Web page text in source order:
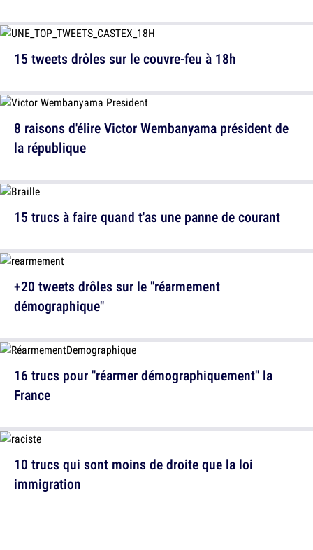
8 raisons d'élire Victor Wembanyama président de
la république
+20 tweets drôles sur le "réarmement
démographique"
10 trucs qui sont moins de droite que la loi
immigration
15 tweets drôles sur le couvre-feu à 18h
15 trucs à faire quand t'as une panne de courant
16 trucs pour "réarmer démographiquement" la
France